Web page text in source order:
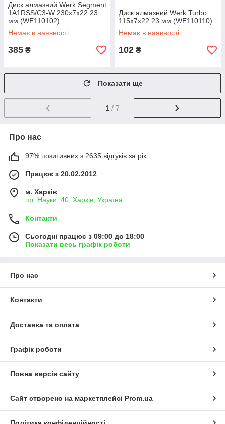
Диск алмазний Werk Segment
1A1RSS/C3-W 230х7х22.23
мм (WE110102)
Немає в наявності
385 ₴
Диск алмазний Werk Turbo
115х7х22.23 мм (WE110110)
Немає в наявності
102 ₴
Показати ще
1 / 7
Про нас
97% позитивних з 2635 відгуків за рік
Працює з 20.02.2012
м. Харків
пр. Науки, 40, Харків, Україна
Контакти
Сьогодні працює з 09:00 до 18:00
Показати весь графік роботи
Про нас
Контакти
Доставка та оплата
Графік роботи
Повна версія сайту
Сайт створено на маркетплейсі Prom.ua